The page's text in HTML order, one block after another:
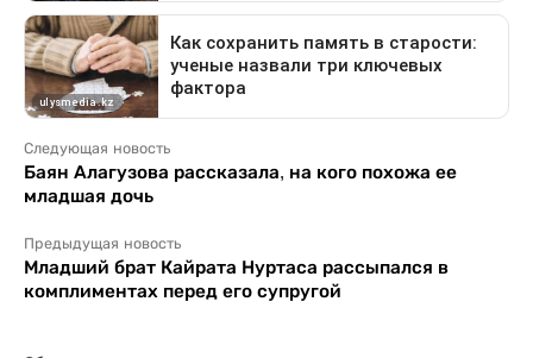
Следующая новость
Баян Алагузова рассказала, на кого похожа ее
младшая дочь
Предыдущая новость
Младший брат Кайрата Нуртаса рассыпался в
комплиментах перед его супругой